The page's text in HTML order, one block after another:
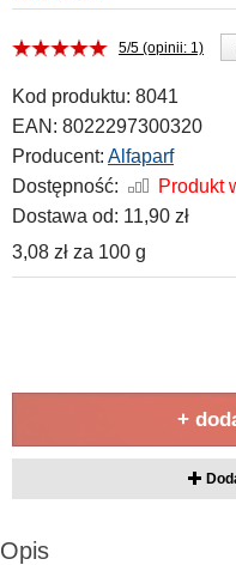
5/5 (opinii: 1)
Kod produktu: 8041
EAN: 8022297300320
Producent: Alfaparf
Dostępność:
Produkt
Dostawa od: 11,90 zł
3,08 zł za 100 g
+
Opis